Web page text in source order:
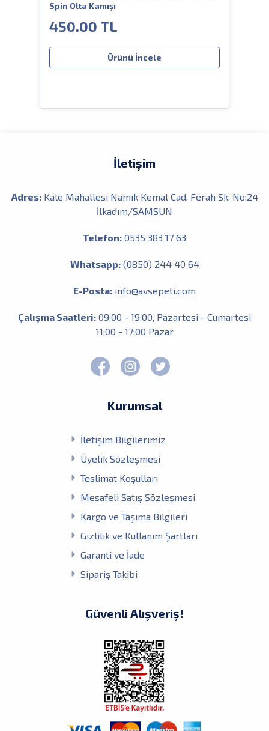
Spin Olta Kamışı
450.00 TL
Ürünü İncele
İletişim
Adres:Kale Mahallesi Namık Kemal Cad. Ferah Sk. No:24
İlkadım/SAMSUN
Telefon: 0535 383 17 63
Whatsapp:(0850) 244 40 64
E-Posta: info@avsepeti.com
Çalışma Saatleri: 09:00 - 19:00, Pazartesi - Cumartesi
11:00 - 17:00 Pazar
Kurumsal
İletişim Bilgilerimiz
Üyelik Sözleşmesi
Teslimat Koşulları
Mesafeli Satış Sözleşmesi
Kargo ve Taşıma Bilgileri
Gizlilik ve Kullanım Şartları
Garanti ve İade
Sipariş Takibi
Güvenli Alışveriş!